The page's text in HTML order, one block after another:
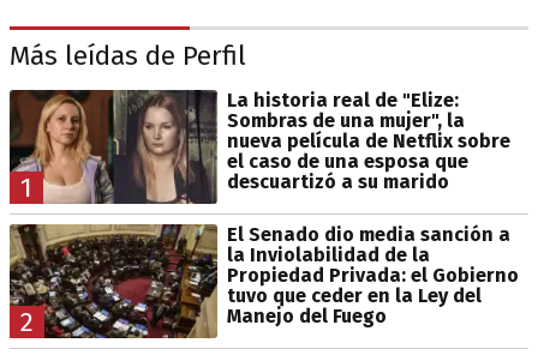
Más leídas de Perfil
1
La historia real de "Elize:
Sombras de una mujer", la
nueva película de Netflix sobre
el caso de una esposa que
descuartizó a su marido
2
El Senado dio media sanción a
la Inviolabilidad de la
Propiedad Privada: el Gobierno
tuvo que ceder en la Ley del
Manejo del Fuego